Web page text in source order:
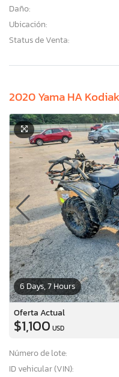
Daño:
Ubicación:
Status de Venta:
2020 Yama HA
6 Days, 7 Hours
Oferta Actual
$1,100 USD
Número de lote:
ID vehicular (VIN):